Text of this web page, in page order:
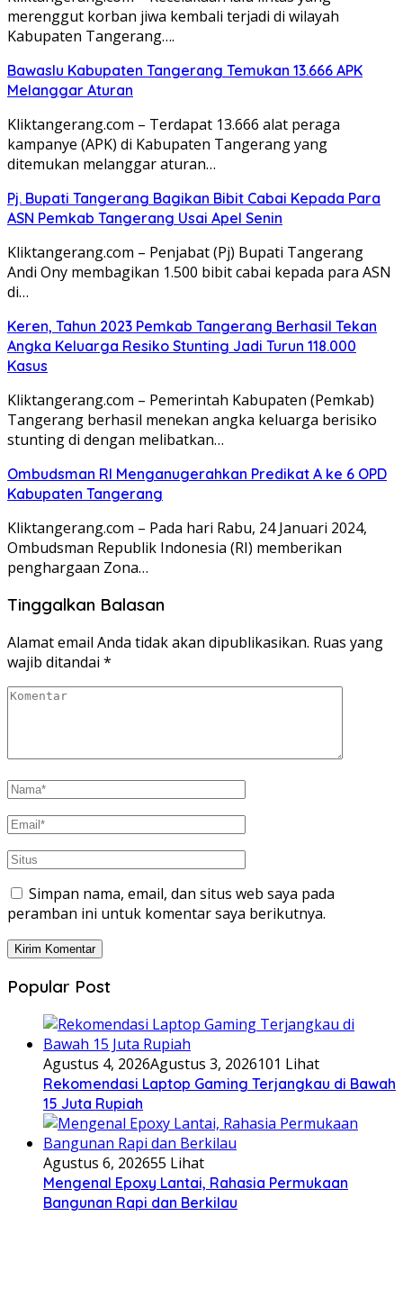
merenggut korban jiwa kembali terjadi di wilayah
Kabupaten Tangerang….
Bawaslu Kabupaten Tangerang Temukan 13.666 APK
Melanggar Aturan
Kliktangerang.com – Terdapat 13.666 alat peraga
kampanye (APK) di Kabupaten Tangerang yang
ditemukan melanggar aturan…
Pj. Bupati Tangerang Bagikan Bibit Cabai Kepada Para
ASN Pemkab Tangerang Usai Apel Senin
Kliktangerang.com – Penjabat (Pj) Bupati Tangerang
Andi Ony membagikan 1.500 bibit cabai kepada para ASN
di…
Keren, Tahun 2023 Pemkab Tangerang Berhasil Tekan
Angka Keluarga Resiko Stunting Jadi Turun 118.000
Kasus
Kliktangerang.com – Pemerintah Kabupaten (Pemkab)
Tangerang berhasil menekan angka keluarga berisiko
stunting di dengan melibatkan…
Ombudsman RI Menganugerahkan Predikat A ke 6 OPD
Kabupaten Tangerang
Kliktangerang.com – Pada hari Rabu, 24 Januari 2024,
Ombudsman Republik Indonesia (RI) memberikan
penghargaan Zona…
Tinggalkan Balasan
Alamat email Anda tidak akan dipublikasikan. Ruas yang
wajib ditandai *
Simpan nama, email, dan situs web saya pada
peramban ini untuk komentar saya berikutnya.
Popular Post
Agustus 4, 2026Agustus 3, 2026101 Lihat
Rekomendasi Laptop Gaming Terjangkau di Bawah
15 Juta Rupiah
Agustus 6, 202655 Lihat
Mengenal Epoxy Lantai, Rahasia Permukaan
Bangunan Rapi dan Berkilau